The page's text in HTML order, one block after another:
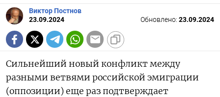
Виктор Постнов
23.09.2024
Обновлено: 23.09.2024
Сильнейший новый конфликт между
разными ветвями российской эмиграции
(оппозиции) еще раз подтверждает